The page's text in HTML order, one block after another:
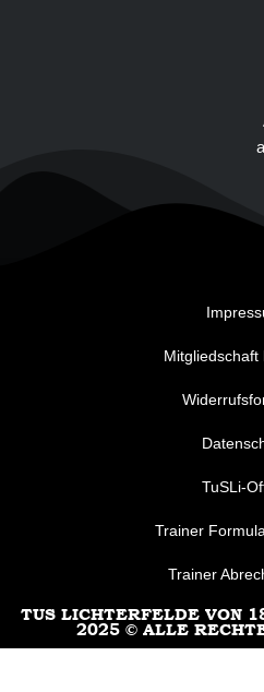
Mitgliedschaft
TuSLi-
Trainer
Trainer
TUS LICHTERFELDE VON
2025 © ALLE